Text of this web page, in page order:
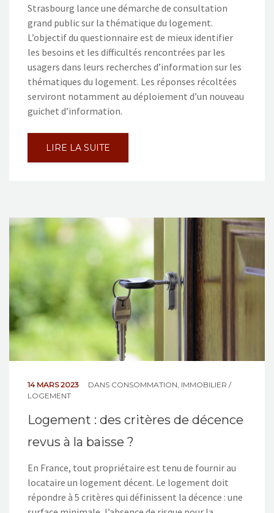
Strasbourg lance une démarche de consultation
grand public sur la thématique du logement.
L’objectif du questionnaire est de mieux identifier
les besoins et les difficultés rencontrées par les
usagers dans leurs recherches d’information sur les
thématiques du logement. Les réponses récoltées
serviront notamment au déploiement d’un nouveau
guichet d’information.
LIRE LA SUITE
14 MARS 2023 DANS CONSOMMATION, IMMOBILIER /
LOGEMENT
Logement : des critères de décence
revus à la baisse ?
En France, tout propriétaire est tenu de fournir au
locataire un logement décent. Le logement doit
répondre à 5 critères qui définissent la décence : une